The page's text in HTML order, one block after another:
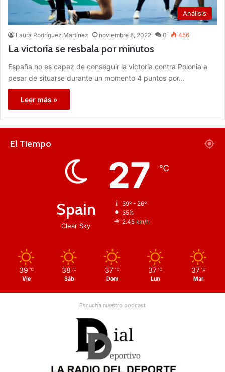
Análisis
Laura Rodríguez Martínez noviembre 8, 2022 0 456
La victoria se resbala por minutos
España no es capaz de conseguir la victoria contra Polonia a
pesar de situarse durante un momento 4 puntos por…
Leer más »
El Tiempo
Spain
Clear Sky
27 ℃
39º - 26º
35%
2.45 km/h
39 ℃
Vie
38 ℃
Sáb
37 ℃
Dom
37 ℃
Lun
37 ℃
Mar
Escucha nuestro podcast